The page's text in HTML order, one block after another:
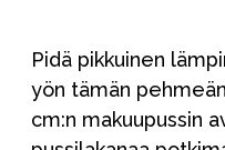
Pidä pikkuinen
yön tämän
cm:n makuupussin